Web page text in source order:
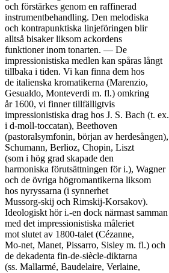
och förstärkes genom en raffinerad
instrumentbehandling. Den melodiska
och kontrapunktiska linjeföringen blir
alltså bisaker liksom ackordens
funktioner inom tonarten. — De
impressionistiska medlen kan spåras långt
tillbaka i tiden. Vi kan finna dem hos
de italienska kromatikerna (Marenzio,
Gesualdo, Monteverdi m. fl.) omkring
år 1600, vi finner tillfälligtvis
impressionistiska drag hos J. S. Bach (t. ex.
i d-moll-toccatan), Beethoven
(pastoralsymfonin, början av herdesången),
Schumann, Berlioz, Chopin, Liszt
(som i hög grad skapade den
harmoniska förutsättningen för i.), Wagner
och de övriga högromantikerna liksom
hos nyryssarna (i synnerhet
Mussorg-skij och Rimskij-Korsakov).
Ideologiskt hör i.-en dock närmast samman
med det impressionistiska måleriet
mot slutet av 1800-talet (Cézanne,
Mo-net, Manet, Pissarro, Sisley m. fl.) och
de dekadenta fin-de-siècle-diktarna
(ss. Mallarmé, Baudelaire, Verlaine,